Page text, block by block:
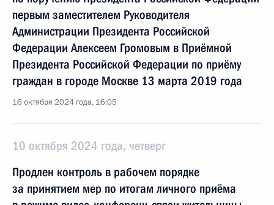
первым заместителем Руководителя
Администрации Президента Российской
Федерации Алексеем Громовым в Приёмной
Президента Российской Федерации по приёму
граждан в городе Москве 13 марта 2019 года
16 октября 2024 года, 16:05
10 октября 2024 года, четверг
Продлен контроль в рабочем порядке
за принятием мер по итогам личного приёма